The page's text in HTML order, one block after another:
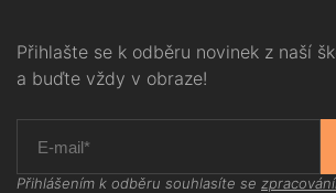
Přihlašte se k odběru novinek z naší
a buďte vždy v obraze!
Přihlášením k odběru souhlasíte se